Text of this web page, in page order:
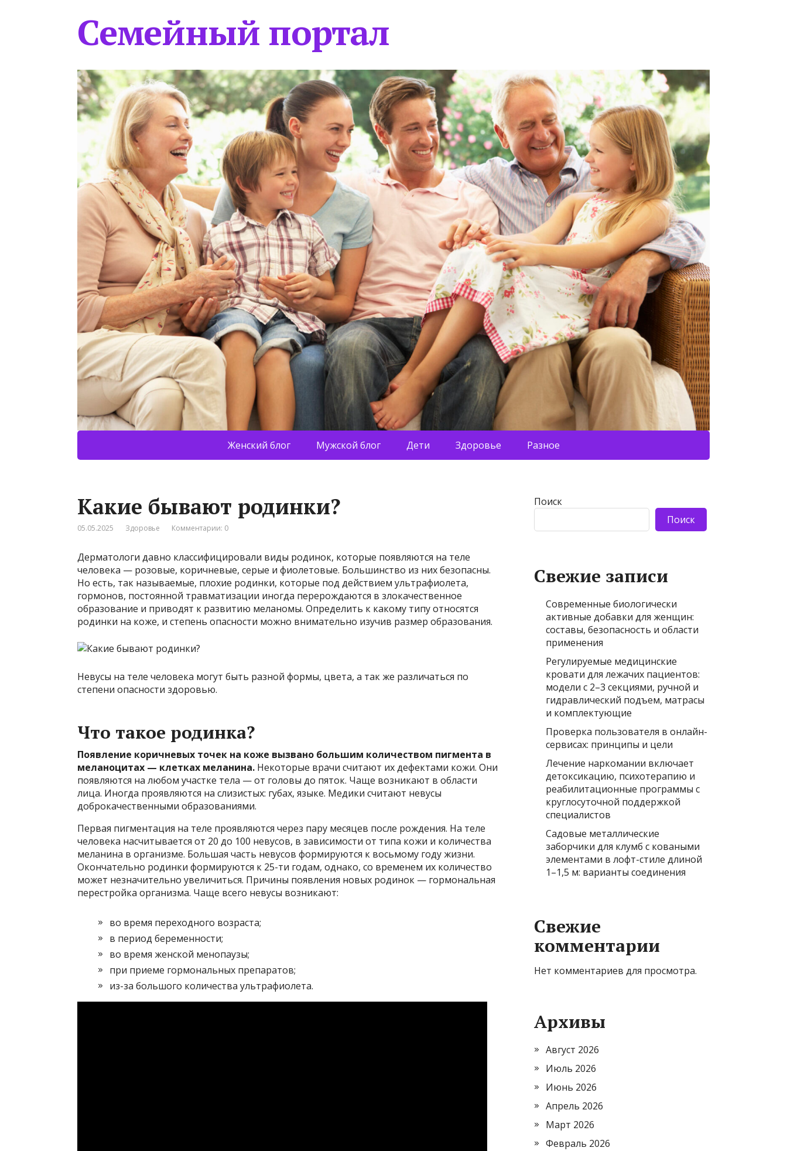
Семейный портал
Женский блог Мужской блог Дети Здоровье Разное
Какие бывают родинки?
05.05.2025 Здоровье Комментарии: 0
Дерматологи давно классифицировали виды родинок, которые появляются на теле
человека — розовые, коричневые, серые и фиолетовые. Большинство из них безопасны.
Но есть, так называемые, плохие родинки, которые под действием ультрафиолета,
гормонов, постоянной травматизации иногда перерождаются в злокачественное
образование и приводят к развитию меланомы. Определить к какому типу относятся
родинки на коже, и степень опасности можно внимательно изучив размер образования.
Невусы на теле человека могут быть разной формы, цвета, а так же различаться по
степени опасности здоровью.
Что такое родинка?
Появление коричневых точек на коже вызвано большим количеством пигмента в
меланоцитах — клетках меланина. Некоторые врачи считают их дефектами кожи. Они
появляются на любом участке тела — от головы до пяток. Чаще возникают в области
лица. Иногда проявляются на слизистых: губах, языке. Медики считают невусы
доброкачественными образованиями.
Первая пигментация на теле проявляются через пару месяцев после рождения. На теле
человека насчитывается от 20 до 100 невусов, в зависимости от типа кожи и количества
меланина в организме. Большая часть невусов формируются к восьмому году жизни.
Окончательно родинки формируются к 25-ти годам, однако, со временем их количество
может незначительно увеличиться. Причины появления новых родинок — гормональная
перестройка организма. Чаще всего невусы возникают:
во время переходного возраста;
в период беременности;
во время женской менопаузы;
при приеме гормональных препаратов;
из-за большого количества ультрафиолета.
Поиск
Поиск
Свежие записи
Современные биологически
активные добавки для женщин:
составы, безопасность и области
применения
Регулируемые медицинские
кровати для лежачих пациентов:
модели с 2–3 секциями, ручной и
гидравлический подъем, матрасы
и комплектующие
Проверка пользователя в онлайн-
сервисах: принципы и цели
Лечение наркомании включает
детоксикацию, психотерапию и
реабилитационные программы с
круглосуточной поддержкой
специалистов
Садовые металлические
заборчики для клумб с коваными
элементами в лофт-стиле длиной
1–1,5 м: варианты соединения
Свежие
комментарии
Нет комментариев для просмотра.
Архивы
Август 2026
Июль 2026
Июнь 2026
Апрель 2026
Март 2026
Февраль 2026